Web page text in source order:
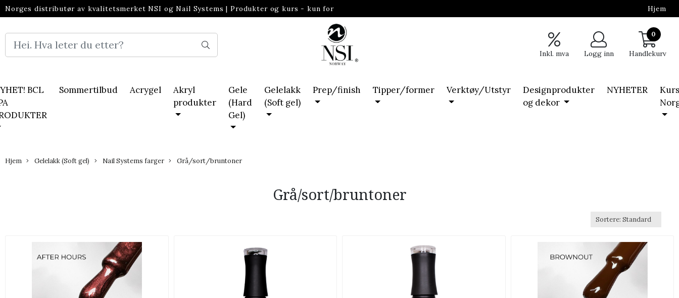
Norges distributør av kvalitetsmerket NSI og Nail Systems |Produkter og kurs - kun for
Hjem
Inkl. mva Logg inn
0
Handlekurv
BCL
Sommertilbud Acrygel
Akryl
produkter
Gele
(Hard
Gel)
Gelelakk
(Soft gel)
Prep/finish Tipper/former Verktøy/Utstyr
Designprodukter
og dekor
NYHETER
Hjem Gelelakk (Soft gel) Nail Systems farger Grå/sort/bruntoner
Grå/sort/bruntoner